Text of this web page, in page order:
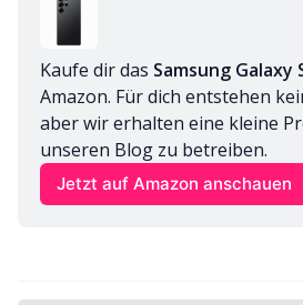
Kaufe dir das Samsung Galaxy
Amazon. Für dich entstehen
aber wir erhalten eine kleine
unseren Blog zu betreiben.
Jetzt auf Amazon anschauen